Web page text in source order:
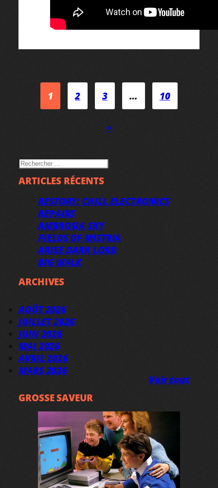
1 2 3 … 10
>
RECHERCHER
ARTICLES RÉCENTS
RESTORY: CHILL ELECTRONICS
REPAIRS
AMBROSIA SKY
FIELDS OF MISTRIA
ARISE DARK LORD
BIG WALK
ARCHIVES
AOÛT 2026
JUILLET 2026
JUIN 2026
MAI 2026
AVRIL 2026
MARS 2026
Voir tout
GROSSE SAVEUR